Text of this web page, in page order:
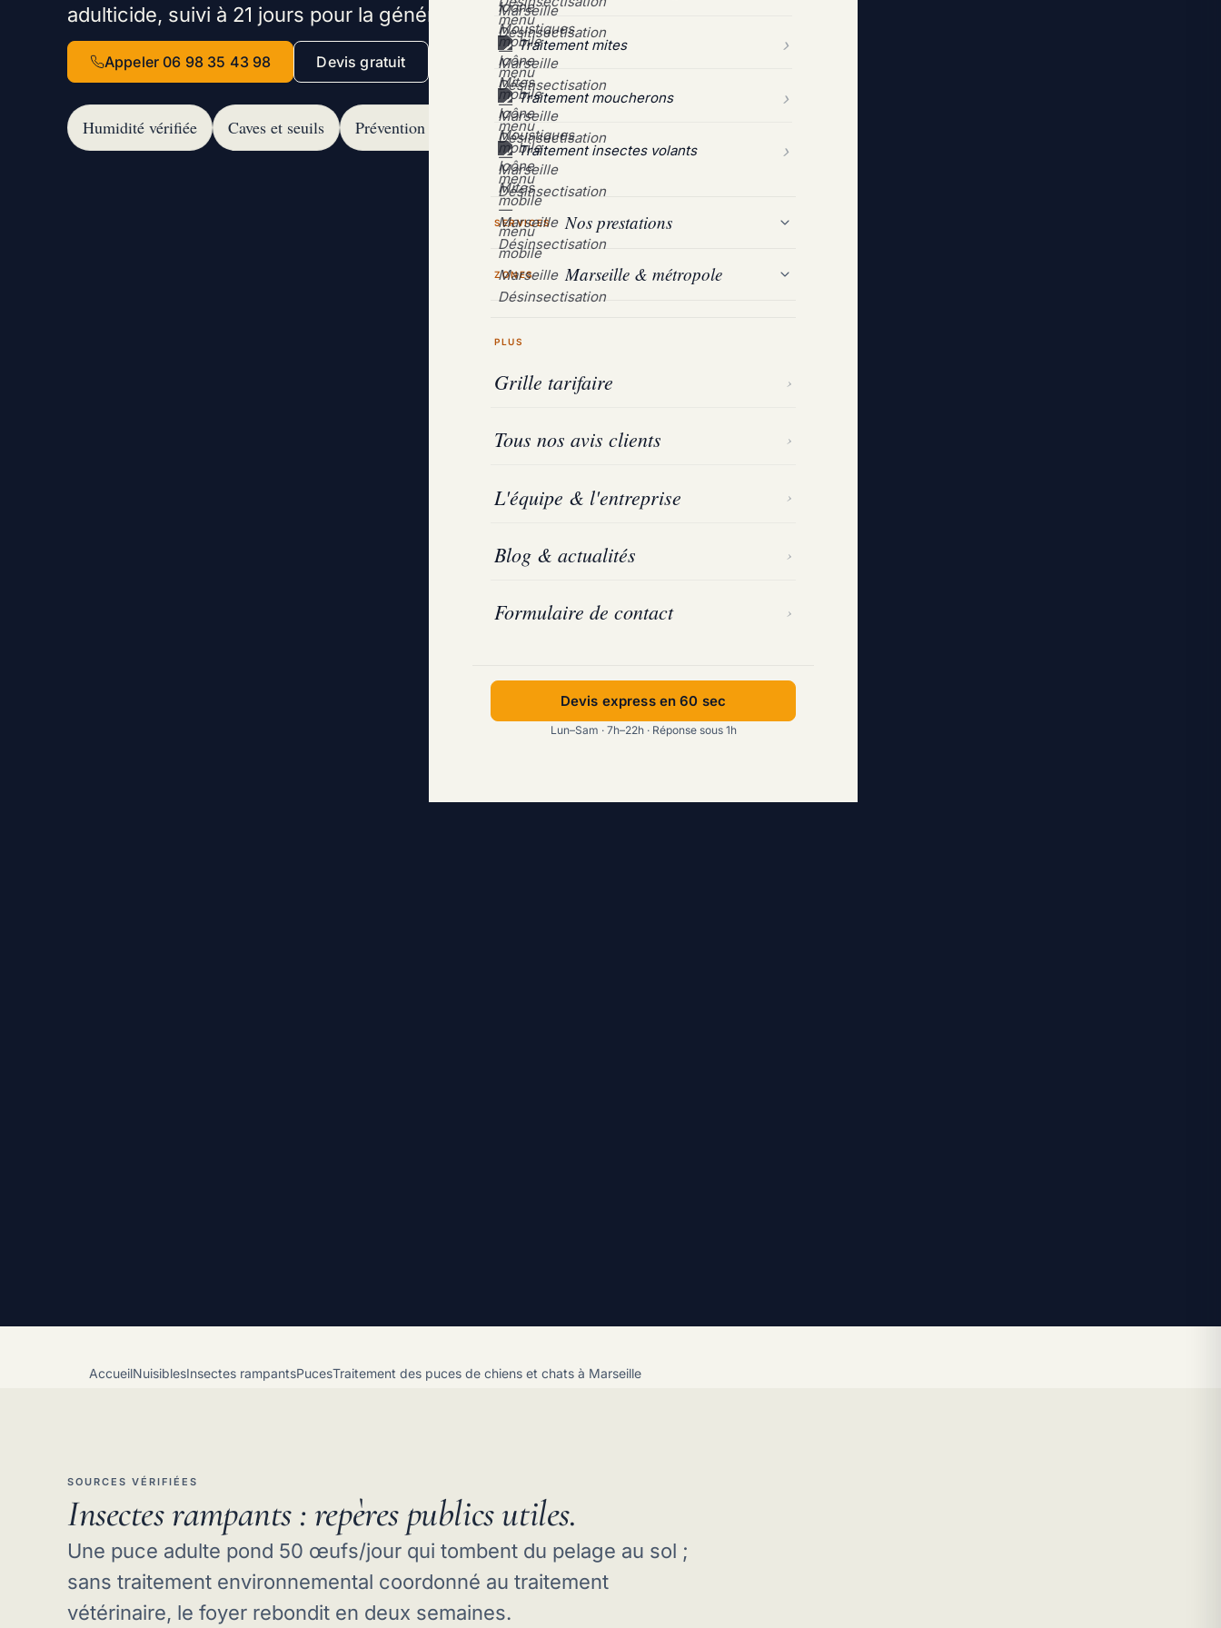
Traitement mites
Traitement moucherons
Traitement insectes volants
SERVICES Nos prestations
ZONES Marseille & métropole
PLUS
Grille tarifaire
Tous nos avis clients
L'équipe & l'entreprise
Blog & actualités
Formulaire de contact
Devis express en 60 sec
Lun–Sam · 7h–22h · Réponse sous 1h
adulticide, suivi à 21 jours pour la génération éclose.
Appel :
Appeler 06 98 35 43 98 Devis gratuit
Humidité vérifiée Caves et seuils Prévention bâti
AccueilNuisiblesInsectes rampantsPucesTraitement des puces de chiens et chats à Marseille
SOURCES VÉRIFIÉES
Insectes rampants : repères publics utiles.
Une puce adulte pond 50 œufs/jour qui tombent du pelage au sol ;
sans traitement environnemental coordonné au traitement
vétérinaire, le foyer rebondit en deux semaines.